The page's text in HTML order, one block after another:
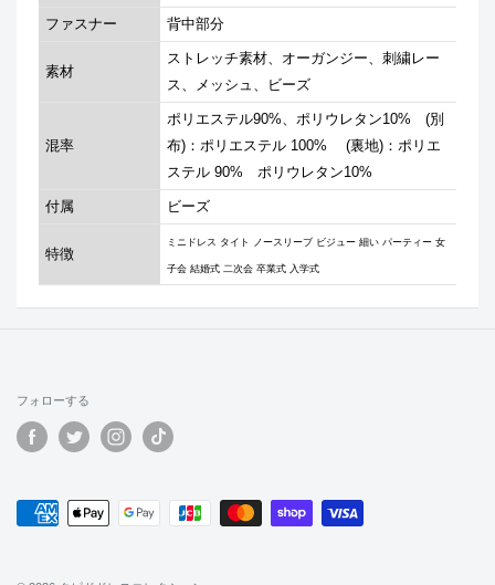
ファスナー 背中部分
素材
ストレッチ素材、オーガンジー、刺繍レー
ス、メッシュ、ビーズ
混率
ポリエステル90%、ポリウレタン10% (別
布)：ポリエステル 100% (裏地)：ポリエ
ステル 90% ポリウレタン10%
付属 ビーズ
特徴
ミニドレス タイト ノースリーブ ビジュー 細い パーティー 女
子会 結婚式 二次会 卒業式 入学式
フォローする